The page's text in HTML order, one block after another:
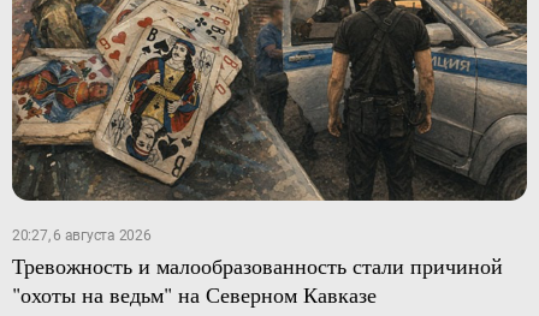
20:27, 6 августа 2026
Тревожность и малообразованность стали причиной
"охоты на ведьм" на Северном Кавказе